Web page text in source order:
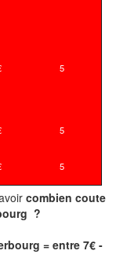
5
5
5
combien coute
?
= entre 7€ -